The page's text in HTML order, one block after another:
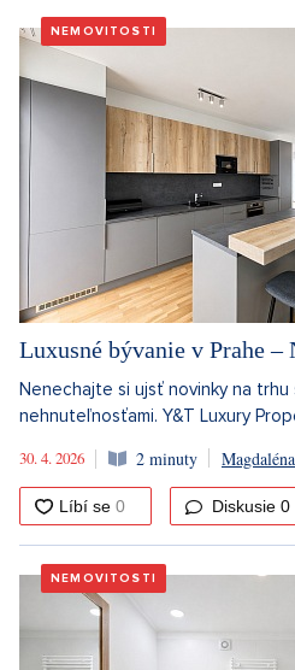
NEMOVITOSTI
Luxusné bývanie v Prahe
Nenechajte si ujsť novinky na trhu
nehnuteľnosťami. Y&T Luxury
30. 4. 2026
2 minuty
Diskusie 0
NEMOVITOSTI